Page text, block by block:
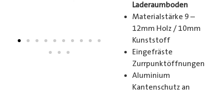
Laderaumboden
Materialstärke 9 –
12mm Holz / 10mm
Kunststoff
Eingefräste
Zurrpunktöffnungen
Aluminium
Kantenschutz an